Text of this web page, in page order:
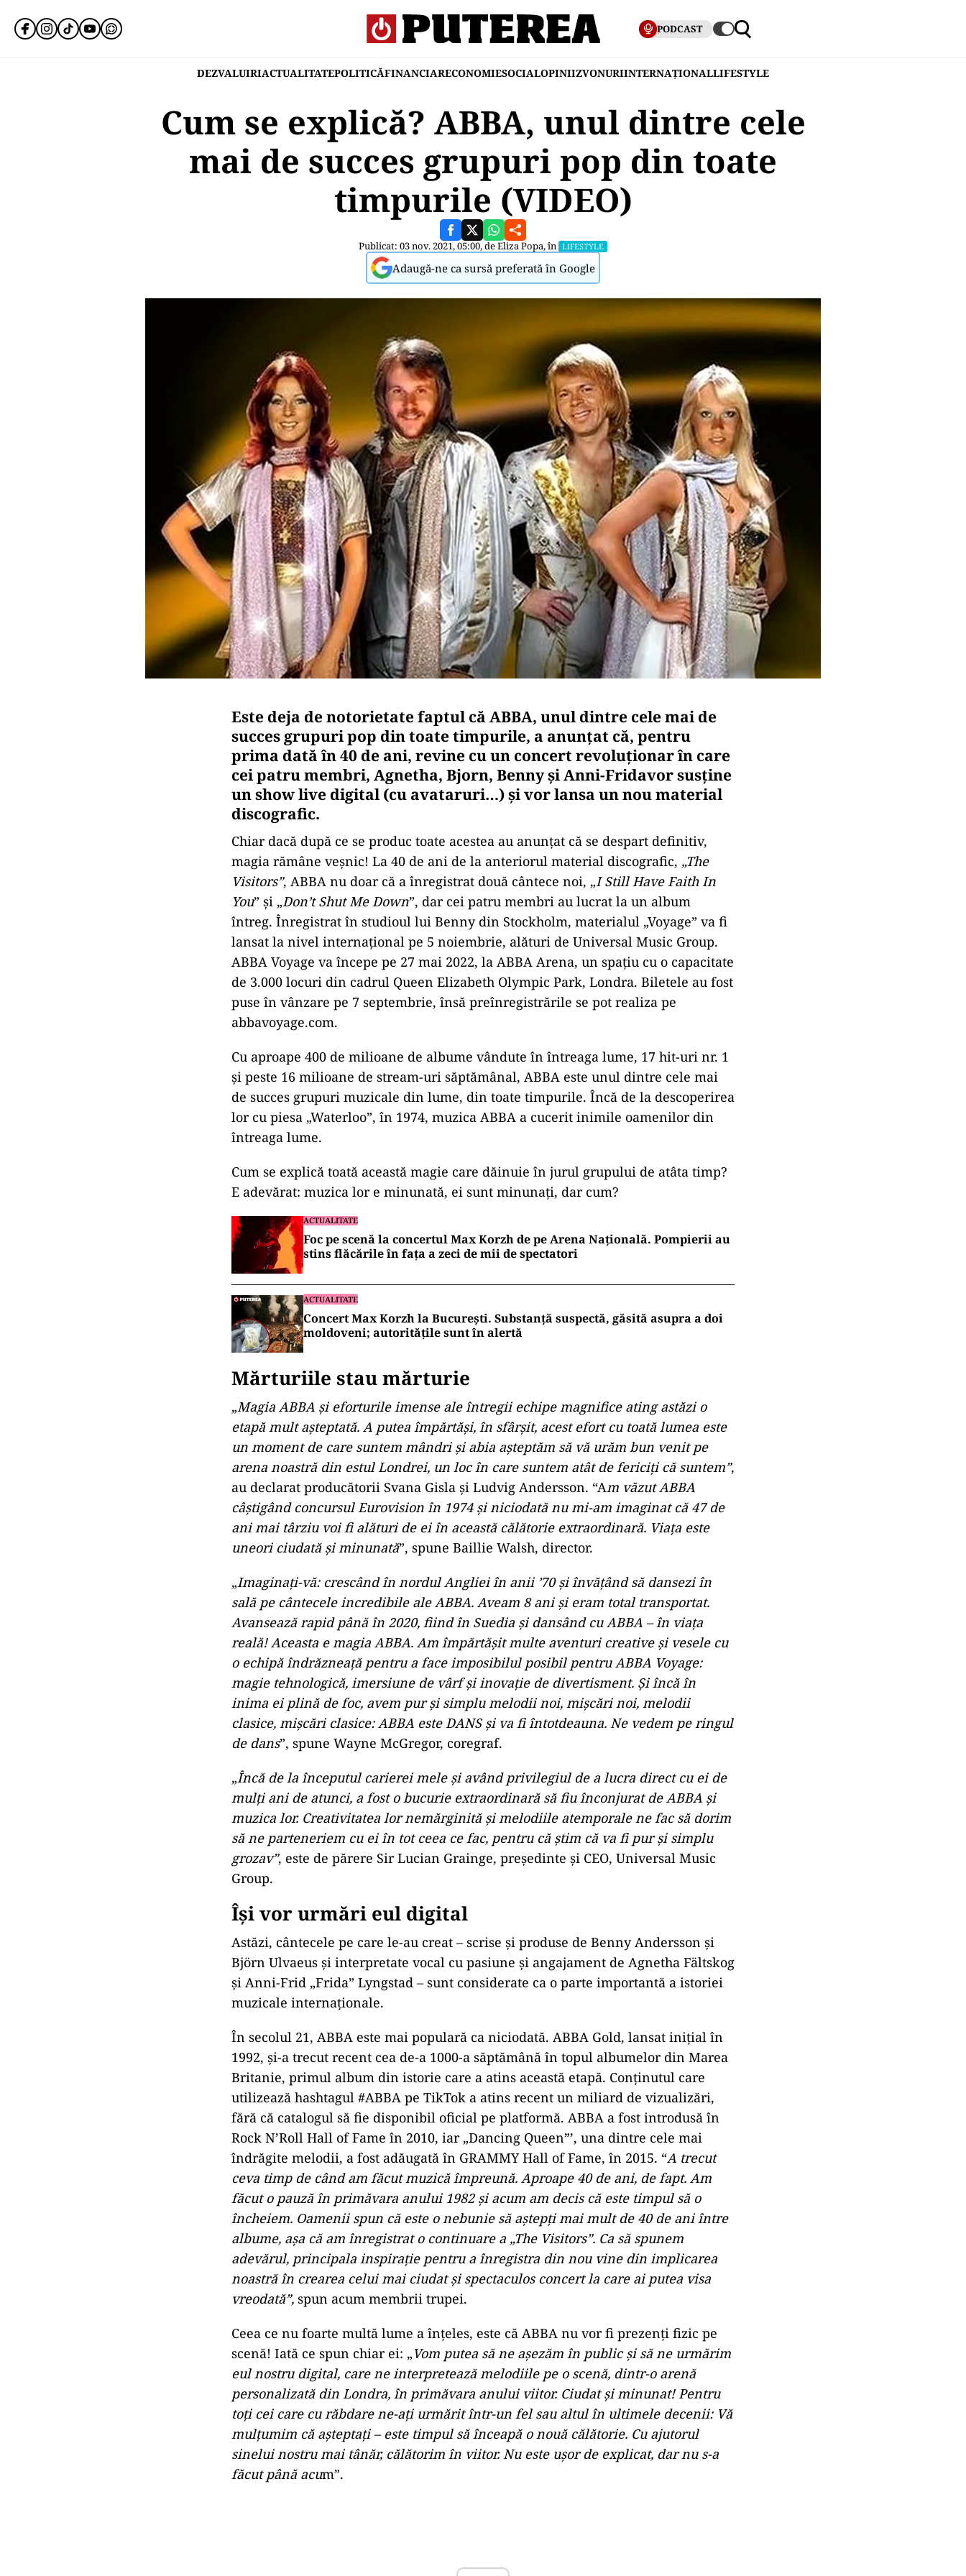
PODCAST
DEZVALUIRIACTUALITATEPOLITICĂFINANCIARECONOMIESOCIALOPINIIZVONURIINTERNAȚIONALLIFESTYLE
Cum se explică? ABBA, unul dintre cele
mai de succes grupuri pop din toate
timpurile (VIDEO)
Publicat: 03 nov. 2021, 05:00, deEliza Popa, în LIFESTYLE
Adaugă-ne ca sursă preferată în Google
Este deja de notorietate faptul că ABBA, unul dintre cele mai de
succes grupuri pop din toate timpurile, a anunțat că, pentru
prima dată în 40 de ani, revine cu un concert revoluționar în care
cei patru membri, Agnetha, Bjorn, Benny și Anni-Fridavor susține
un show live digital (cu avataruri…) și vor lansa un nou material
discografic.
Chiar dacă după ce se produc toate acestea au anunțat că se despart definitiv,
magia rămâne veșnic! La 40 de ani de la anteriorul material discografic, „The
Visitors”, ABBA nu doar că a înregistrat două cântece noi, „I Still Have Faith In
You” și „Don’t Shut Me Down”, dar cei patru membri au lucrat la un album
întreg. Înregistrat în studioul lui Benny din Stockholm, materialul „Voyage” va fi
lansat la nivel internațional pe 5 noiembrie, alături de Universal Music Group.
ABBA Voyage va începe pe 27 mai 2022, la ABBA Arena, un spațiu cu o capacitate
de 3.000 locuri din cadrul Queen Elizabeth Olympic Park, Londra. Biletele au fost
puse în vânzare pe 7 septembrie, însă preînregistrările se pot realiza pe
abbavoyage.com.
Cu aproape 400 de milioane de albume vândute în întreaga lume, 17 hit-uri nr. 1
și peste 16 milioane de stream-uri săptămânal, ABBA este unul dintre cele mai
de succes grupuri muzicale din lume, din toate timpurile. Încă de la descoperirea
lor cu piesa „Waterloo”, în 1974, muzica ABBA a cucerit inimile oamenilor din
întreaga lume.
ad
Cum se explică toată această magie care dăinuie în jurul grupului de atâta timp?
E adevărat: muzica lor e minunată, ei sunt minunați, dar cum?
ACTUALITATE
Foc pe scenă la concertul Max Korzh de pe Arena Națională. Pompierii au
stins flăcările în fața a zeci de mii de spectatori
ACTUALITATE
moldoveni; autoritățile sunt în alertă
Mărturiile stau mărturie
„Magia ABBA și eforturile imense ale întregii echipe magnifice ating astăzi o
etapă mult așteptată. A putea împărtăși, în sfârșit, acest efort cu toată lumea este
un moment de care suntem mândri și abia așteptăm să vă urăm bun venit pe
arena noastră din estul Londrei, un loc în care suntem atât de fericiți că suntem”
au declarat producătorii Svana Gisla și Ludvig Andersson. “A m văzut ABBA
câștigând concursul Eurovision în 1974 și niciodată nu mi-am imaginat că 47 de
ani mai târziu voi fi alături de ei în această călătorie extraordinară. Viața este
uneori ciudată și minunată”, spune Baillie Walsh, director.
„Imaginați-vă: crescând în nordul Angliei în anii ’70 și învățând să dansezi în
sală pe cântecele incredibile ale ABBA. Aveam 8 ani și eram total transportat.
Avansează rapid până în 2020, fiind în Suedia și dansând cu ABBA – în viața
reală! Aceasta e magia ABBA. Am împărtășit multe aventuri creative și vesele cu
o echipă îndrăzneață pentru a face imposibilul posibil pentru ABBA Voyage:
magie tehnologică, imersiune de vârf și inovație de divertisment. Și încă în
inima ei plină de foc, avem pur și simplu melodii noi, mișcări noi, melodii
clasice, mișcări clasice: ABBA este DANS și va fi întotdeauna. Ne vedem pe ringul
de dans”, spune Wayne McGregor, coregraf.
mulți ani de atunci, a fost o bucurie extraordinară să fiu înconjurat de ABBA și
muzica lor. Creativitatea lor nemărginită și melodiile atemporale ne fac să dorim
să ne parteneriem cu ei în tot ceea ce fac, pentru că știm că va fi pur și simplu
grozav”, este de părere Sir Lucian Grainge, președinte și CEO, Universal Music
Group.
Își vor urmări eul digital
Astăzi, cântecele pe care le-au creat – scrise și produse de Benny Andersson și
Björn Ulvaeus și interpretate vocal cu pasiune și angajament de Agnetha Fältskog
și Anni-Frid „Frida” Lyngstad – sunt considerate ca o parte importantă a istoriei
muzicale internaționale.
În secolul 21, ABBA este mai populară ca niciodată. ABBA Gold, lansat inițial în
1992, și-a trecut recent cea de-a 1000-a săptămână în topul albumelor din Marea
utilizează hashtagul #ABBA pe TikTok a atins recent un miliard de vizualizări,
fără că catalogul să fie disponibil oficial pe platformă. ABBA a fost introdusă în
Rock N’Roll Hall of Fame în 2010, iar „Dancing Queen”’, una dintre cele mai
îndrăgite melodii, a fost adăugată în GRAMMY Hall of Fame, în 2015. “A trecut
ceva timp de când am făcut muzică împreună. Aproape 40 de ani, de fapt. Am
făcut o pauză în primăvara anului 1982 și acum am decis că este timpul să o
încheiem. Oamenii spun că este o nebunie să aștepți mai mult de 40 de ani între
albume, așa că am înregistrat o continuare a „The Visitors”. Ca să spunem